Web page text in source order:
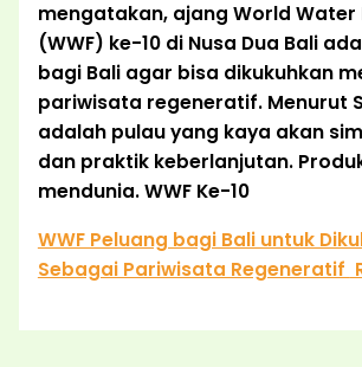
mengatakan, ajang World Water
(WWF) ke-10 di Nusa Dua Bali
bagi Bali agar bisa dikukuhkan
pariwisata regeneratif. Menurut
adalah pulau yang kaya akan
dan praktik keberlanjutan.
mendunia. WWF Ke-10
WWF Peluang bagi Bali untuk
Sebagai Pariwisata Regeneratif